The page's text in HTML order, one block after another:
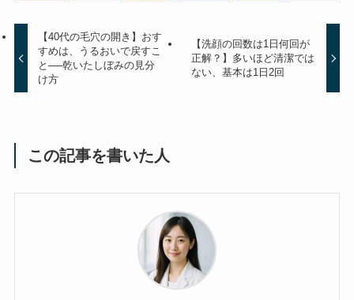
【40代の毛穴の開き】おす
すめは、うるおいで戻すこ
と──乾いたしぼみの見分
け方
【洗顔の回数は1日何回が
正解？】多いほど清潔では
ない、基本は1日2回
この記事を書いた人